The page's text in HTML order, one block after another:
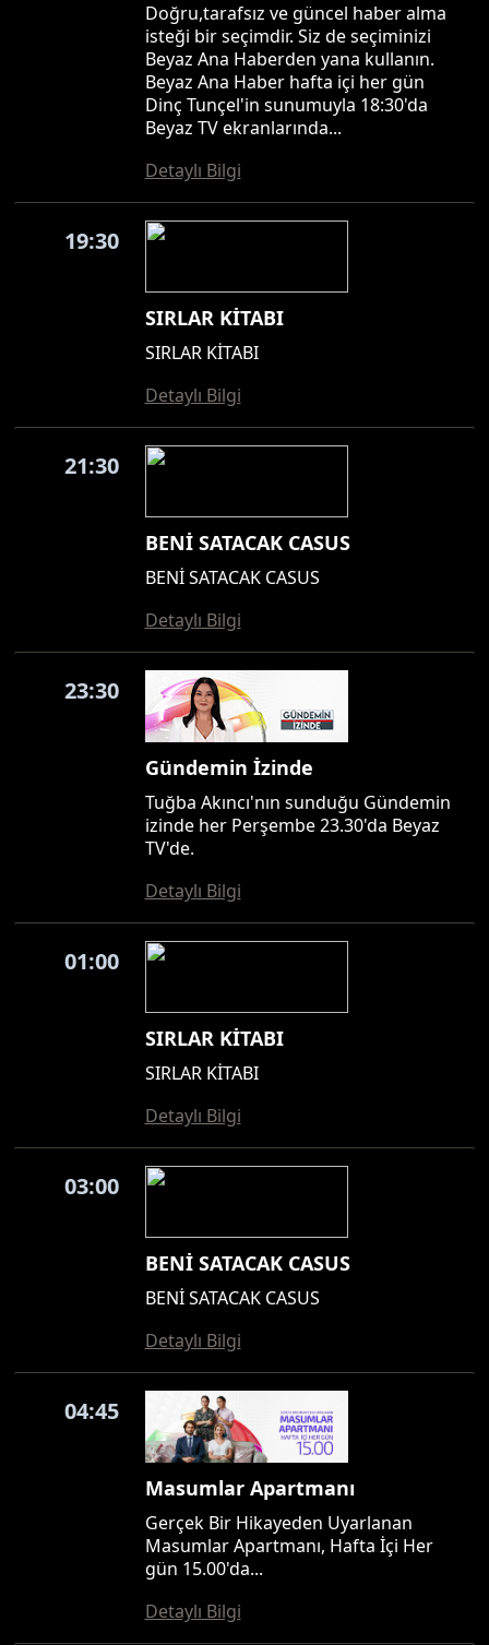
Doğru,tarafsız ve güncel haber alma
isteği bir seçimdir. Siz de seçiminizi
Beyaz Ana Haberden yana kullanın.
Beyaz Ana Haber hafta içi her gün
Dinç Tunçel'in sunumuyla 18:30'da
Beyaz TV ekranlarında...
Detaylı Bilgi
19:30
SIRLAR KİTABI
SIRLAR KİTABI
Detaylı Bilgi
21:30
BENİ SATACAK CASUS
BENİ SATACAK CASUS
Detaylı Bilgi
23:30
Gündemin İzinde
Tuğba Akıncı'nın sunduğu Gündemin
izinde her Perşembe 23.30'da Beyaz
TV'de.
Detaylı Bilgi
01:00
SIRLAR KİTABI
SIRLAR KİTABI
Detaylı Bilgi
03:00
BENİ SATACAK CASUS
BENİ SATACAK CASUS
Detaylı Bilgi
04:45
Masumlar Apartmanı
Gerçek Bir Hikayeden Uyarlanan
Masumlar Apartmanı, Hafta İçi Her
gün 15.00'da...
Detaylı Bilgi